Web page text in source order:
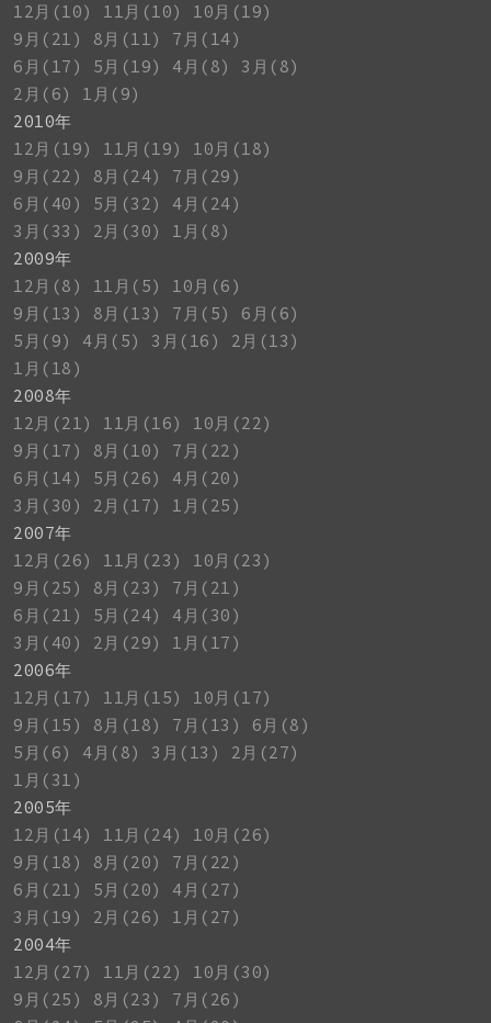
12月(10)
11月(10)
10月(19)
9月(21)
8月(11)
7月(14)
6月(17)
5月(19) 4月(8)
3月(8)
2月(6)
1月(9)
2010年
12月(19)
11月(19)
10月(18)
9月(22)
8月(24)
7月(29)
6月(40)
5月(32)
4月(24)
3月(33)
2月(30)
1月(8)
2009年
12月(8)
11月(5)
10月(6)
9月(13)
8月(13) 7月(5)
6月(6)
5月(9)
4月(5) 3月(16)
2月(13)
1月(18)
2008年
12月(21)
11月(16)
10月(22)
9月(17)
8月(10)
7月(22)
6月(14)
5月(26)
4月(20)
3月(30)
2月(17)
1月(25)
2007年
12月(26)
11月(23)
10月(23)
9月(25)
8月(23)
7月(21)
6月(21)
5月(24)
4月(30)
3月(40)
2月(29)
1月(17)
2006年
12月(17)
11月(15)
10月(17)
9月(15)
8月(18) 7月(13)
6月(8)
5月(6)
4月(8) 3月(13)
2月(27)
1月(31)
2005年
12月(14)
11月(24)
10月(26)
9月(18)
8月(20)
7月(22)
6月(21)
5月(20)
4月(27)
3月(19)
2月(26)
1月(27)
2004年
12月(27)
11月(22)
10月(30)
9月(25)
8月(23)
7月(26)